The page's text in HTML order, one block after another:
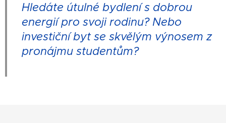
Hledáte útulné bydlení s dobrou
energií pro svoji rodinu? Nebo
investiční byt se skvělým výnosem z
pronájmu studentům?